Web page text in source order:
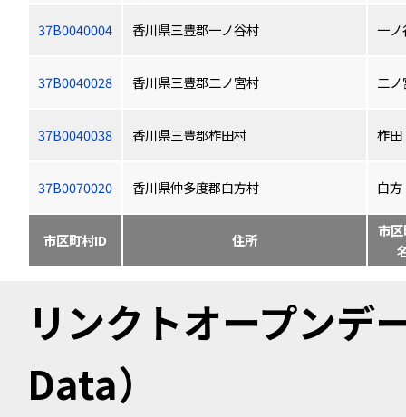
37B0040004 香川県三豊郡一ノ谷村 一ノ
37B0040028 香川県三豊郡二ノ宮村 二ノ
37B0040038 香川県三豊郡柞田村 柞田
37B0070020 香川県仲多度郡白方村 白方
市区町村ID 住所
市
リンクトオープン
Data）